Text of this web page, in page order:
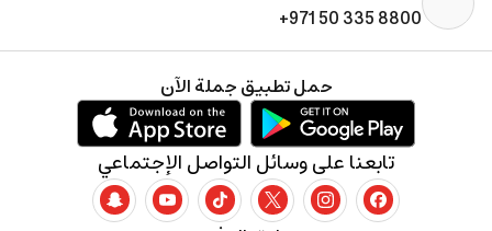
+971 50 335 8800
تابعنا على وسائل التواصل الإجتماعي
حمل تطبيق جملة الآن